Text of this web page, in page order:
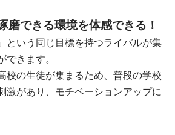
磨できる環境を体感できる！
という同じ目標を持つライバルが集
できます。
校の生徒が集まるため、普段の学校
激があり、モチベーションアップに